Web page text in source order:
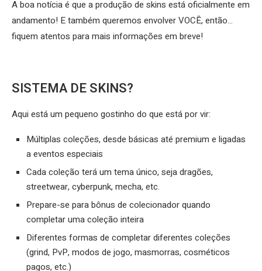
A boa notícia é que a produção de skins está oficialmente em
andamento! E também queremos envolver VOCÊ, então…
fiquem atentos para mais informações em breve!
SISTEMA DE SKINS?
Aqui está um pequeno gostinho do que está por vir:
Múltiplas coleções, desde básicas até premium e ligadas
a eventos especiais
Cada coleção terá um tema único, seja dragões,
streetwear, cyberpunk, mecha, etc.
Prepare-se para bônus de colecionador quando
completar uma coleção inteira
Diferentes formas de completar diferentes coleções
(grind, PvP, modos de jogo, masmorras, cosméticos
pagos, etc.)